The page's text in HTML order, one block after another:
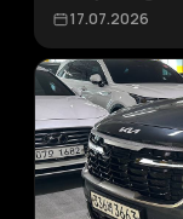
17.07.2026